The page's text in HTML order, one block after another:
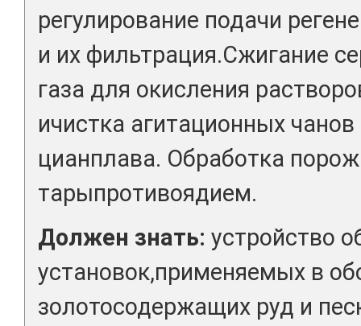
регулирование подачи
и их фильтрация.Сжигание
газа для окисления
ичистка агитационных чанов
цианплава. Обработка
тарыпротивоядием.
Должен знать: устройство
установок,применяемых в
золотосодержащих руд и